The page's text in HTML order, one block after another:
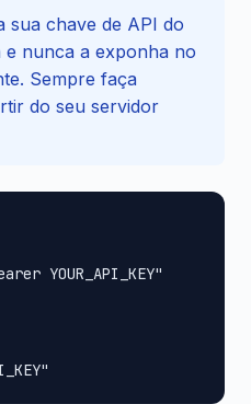
sua chave de API do
e nunca a exponha no
Sempre faça
do seu servidor
YOUR_API_KEY"